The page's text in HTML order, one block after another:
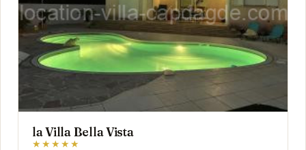
la Villa Bella Vista
★★★★★